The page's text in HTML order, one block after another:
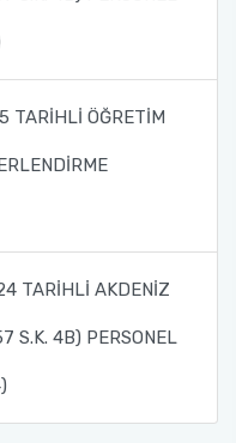
TARİHLİ ÖĞRETİM
TARİHLİ AKDENİZ
S.K. 4B) PERSONEL